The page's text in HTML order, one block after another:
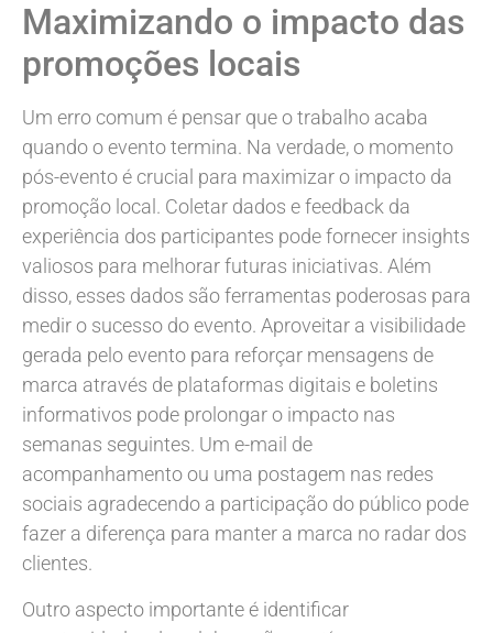
Maximizando o impacto das
promoções locais
Um erro comum é pensar que o trabalho acaba
quando o evento termina. Na verdade, o momento
pós-evento é crucial para maximizar o impacto da
promoção local. Coletar dados e feedback da
experiência dos participantes pode fornecer insights
valiosos para melhorar futuras iniciativas. Além
disso, esses dados são ferramentas poderosas para
medir o sucesso do evento. Aproveitar a visibilidade
gerada pelo evento para reforçar mensagens de
marca através de plataformas digitais e boletins
informativos pode prolongar o impacto nas
semanas seguintes. Um e-mail de
acompanhamento ou uma postagem nas redes
sociais agradecendo a participação do público pode
fazer a diferença para manter a marca no radar dos
clientes.
Outro aspecto importante é identificar